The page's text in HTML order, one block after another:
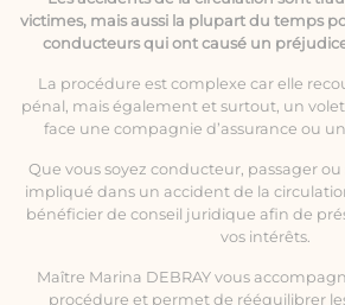
victimes, mais aussi la plupart du temps
conducteurs qui ont causé un
La procédure est complexe car elle
pénal, mais également et surtout, un
face une compagnie d’assurance ou
Que vous soyez conducteur, passager
impliqué dans un accident de la
bénéficier de conseil juridique afin de
vos intérêts.
Maître Marina DEBRAY vous
procédure et permet de rééquilibrer